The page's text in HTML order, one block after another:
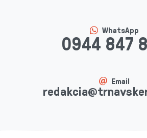
WhatsApp
0944 847
Email